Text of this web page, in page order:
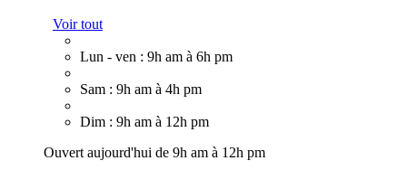
Voir tout
Lun - ven : 9h am à 6h pm
Sam : 9h am à 4h pm
Dim : 9h am à 12h pm
Ouvert aujourd'hui de 9h am à 12h pm